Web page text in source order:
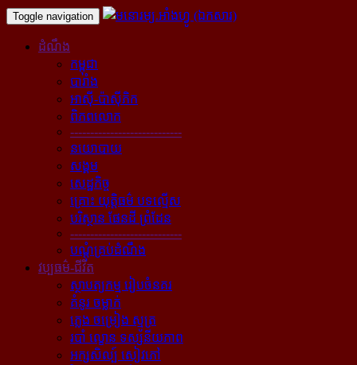
Toggle navigation
ដំណឹង
កម្ពុជា
បារាំង
អាស៊ី-ប៉ាស៊ីភិក
ពិភពលោក
----------------------------
នយោបាយ
សង្គម
សេដ្ឋកិច្ច
គ្រោះ យុត្តិធម៌ បទល្មើស
បរិស្ថាន ផែនដី ព្រំដែន
----------------------------
បណ្ដុំគ្រប់ដំណឹង
វប្បធម៌-ជីវិត
ស្ថាបត្យកម្ម រៀបចំនគរ
គំនូរ ចម្លាក់
ភ្លេង ចម្រៀង ស្មូត្រ
របាំ ល្ខោន ទស្សនីយភាព
អក្សសិល្ប៍ សៀវភៅ